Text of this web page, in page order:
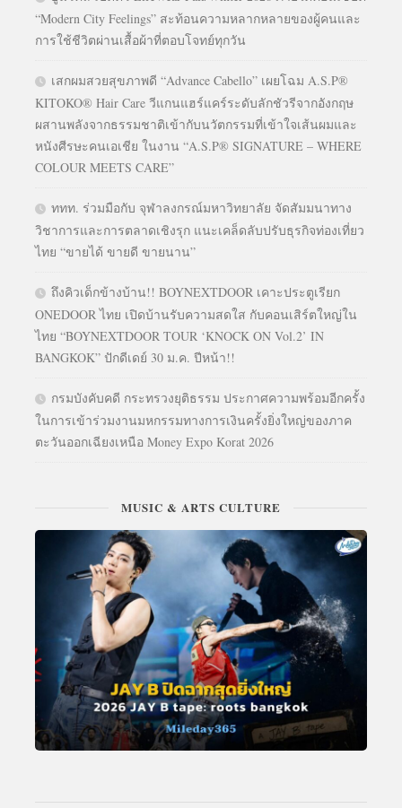
“Modern City Feelings” สะท้อนความหลากหลายของผู้คนและ
การใช้ชีวิตผ่านเสื้อผ้าที่ตอบโจทย์ทุกวัน
เสกผมสวยสุขภาพดี “Advance Cabello” เผยโฉม A.S.P®
KITOKO® Hair Care วีแกนแฮร์แคร์ระดับลักชัวรีจากอังกฤษ
ผสานพลังจากธรรมชาติเข้ากับนวัตกรรมที่เข้าใจเส้นผมและ
หนังศีรษะคนเอเชีย ในงาน “A.S.P® SIGNATURE – WHERE
COLOUR MEETS CARE”
ททท. ร่วมมือกับ จุฬาลงกรณ์มหาวิทยาลัย จัดสัมมนาทาง
วิชาการและการตลาดเชิงรุก แนะเคล็ดลับปรับธุรกิจท่องเที่ยว
ไทย “ขายได้ ขายดี ขายนาน”
ถึงคิวเด็กข้างบ้าน!! BOYNEXTDOOR เคาะประตูเรียก
ONEDOOR ไทย เปิดบ้านรับความสดใส กับคอนเสิร์ตใหญ่ใน
ไทย “BOYNEXTDOOR TOUR ‘KNOCK ON Vol.2’ IN
BANGKOK” ปักดีเดย์ 30 ม.ค. ปีหน้า!!
กรมบังคับคดี กระทรวงยุติธรรม ประกาศความพร้อมอีกครั้ง
ในการเข้าร่วมงานมหกรรมทางการเงินครั้งยิ่งใหญ่ของภาค
ตะวันออกเฉียงเหนือ Money Expo Korat 2026
MUSIC & ARTS CULTURE